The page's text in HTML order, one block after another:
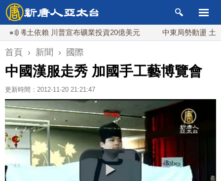
土依賴 川普宣布礦業投資20億美元 中東局勢動盪 土耳其沙
首頁 › 新聞 › 國際
中國漢服走秀 加國手工藝博覽會
更新時間：2012-11-20 21:21:47